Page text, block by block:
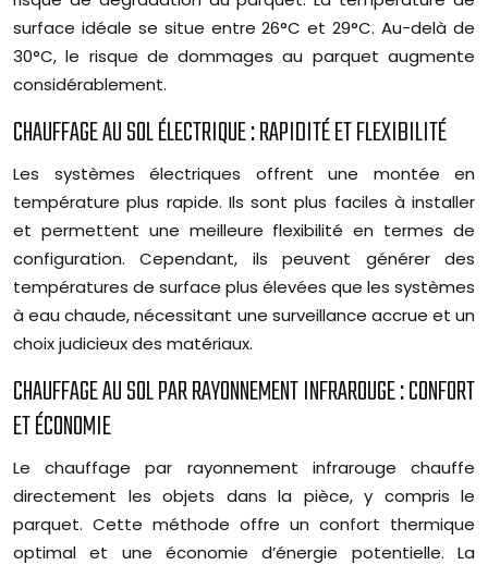
surface idéale se situe entre 26°C et 29°C. Au-delà de
30°C, le risque de dommages au parquet augmente
considérablement.
CHAUFFAGE AU SOL ÉLECTRIQUE : RAPIDITÉ ET FLEXIBILITÉ
Les systèmes électriques offrent une montée en
température plus rapide. Ils sont plus faciles à installer
et permettent une meilleure flexibilité en termes de
configuration. Cependant, ils peuvent générer des
températures de surface plus élevées que les systèmes
à eau chaude, nécessitant une surveillance accrue et un
choix judicieux des matériaux.
CHAUFFAGE AU SOL PAR RAYONNEMENT INFRAROUGE : CONFORT
ET ÉCONOMIE
Le chauffage par rayonnement infrarouge chauffe
directement les objets dans la pièce, y compris le
parquet. Cette méthode offre un confort thermique
optimal et une économie d’énergie potentielle. La